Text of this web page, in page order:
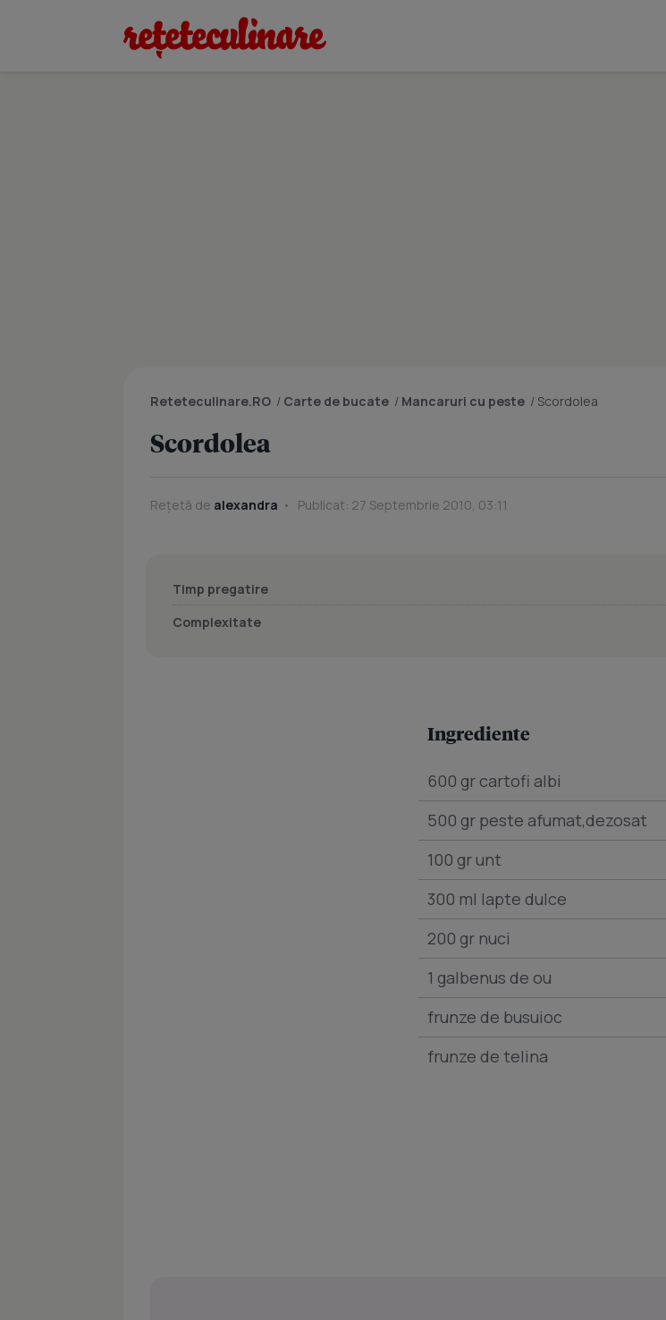
Reteteculinare.RO / Carte de bucate / Mancaruri cu peste /Scordolea
Scordolea
Rețetă de alexandra Publicat: 27 Septembrie 2010, 03:11
Timp pregatire
Complexitate
Ingrediente
600 gr cartofi albi
500 gr peste afumat,dezosat
100 gr unt
300 ml lapte dulce
200 gr nuci
1 galbenus de ou
frunze de busuioc
frunze de telina